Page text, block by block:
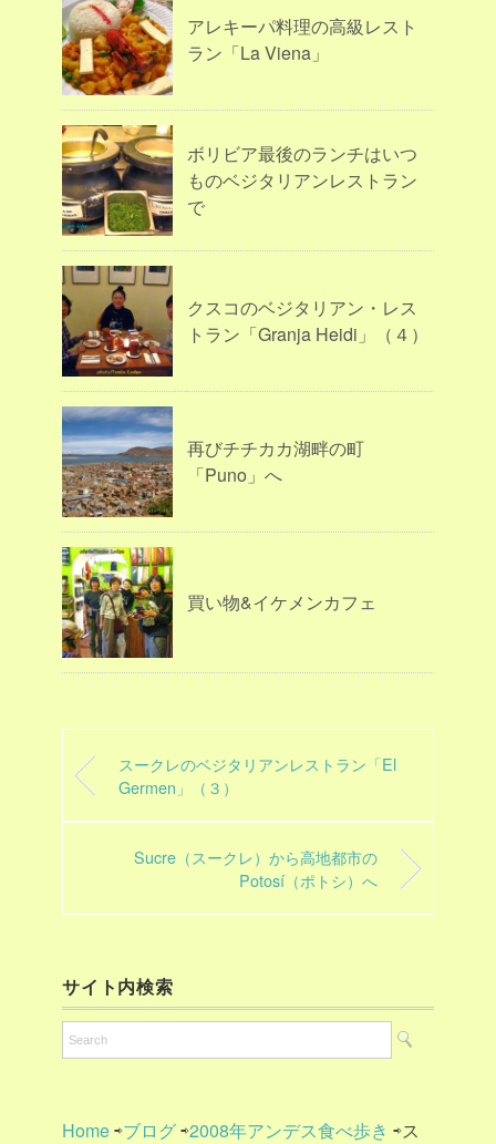
アレキーパ料理の高級レスト
ラン「La Viena」
ボリビア最後のランチはいつ
ものベジタリアンレストラン
で
クスコのベジタリアン・レス
トラン「Granja Heidi」（４）
再びチチカカ湖畔の町
「Puno」へ
買い物&イケメンカフェ
スークレのベジタリアンレストラン「El
Germen」（３）
Sucre（スークレ）から高地都市の
Potosí（ポトシ）へ
サイト内検索
Home⇨ブログ⇨2008年アンデス食べ歩き ⇨ス